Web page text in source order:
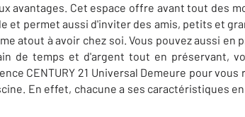
avantages. Cet espace offre avant tout des
et permet aussi d'inviter des amis, petits et
atout à avoir chez soi. Vous pouvez aussi
de temps et d'argent tout en préservant,
CENTURY 21 Universal Demeure pour
En effet, chacune a ses caractéristiques